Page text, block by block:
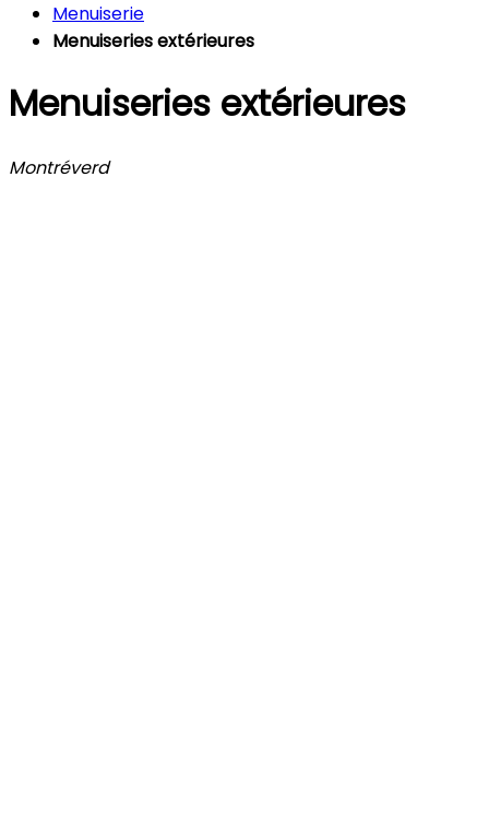
Menuiserie
Menuiseries extérieures
Menuiseries extérieures
Montréverd